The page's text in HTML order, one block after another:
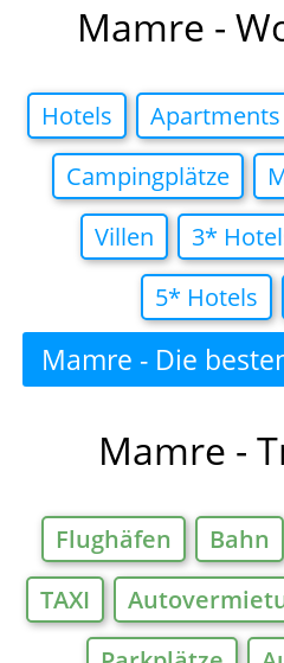
Mamre -
Hotels Apartments
Campingplätze
Villen
3*
5* Hotels
Mamre - Die
Mamre -
Flughäfen Bahn
TAXI